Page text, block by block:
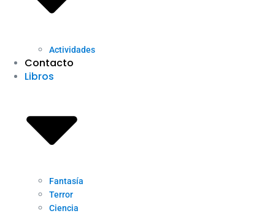
Actividades
Contacto
Libros
Fantasía
Terror
Ciencia